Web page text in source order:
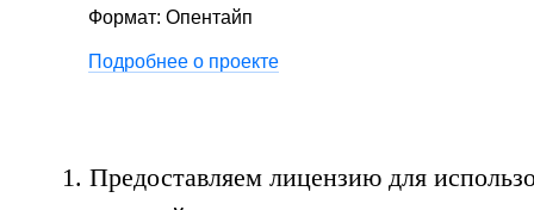
Формат: Опентайп
Подробнее о проекте
1. Предоставляем лицензию для